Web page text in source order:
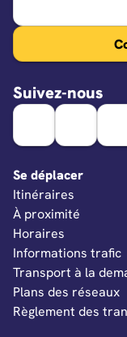
Suivez-nous
Se déplacer
Itinéraires
À proximité
Horaires
Informations trafic
Transport à la
Plans des réseaux
Règlement des